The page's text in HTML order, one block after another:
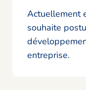
Actuellement
souhaite
entreprise.